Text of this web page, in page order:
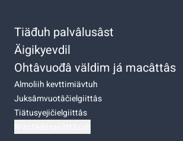
Tiäđuh palvâlusâst
Äigikyevdil
Ohtâvuođâ väldim já macâttâs
Almoliih kevttimiävtuh
Juksâmvuotâčielgiittâs
Tiätusyejičielgiittâs